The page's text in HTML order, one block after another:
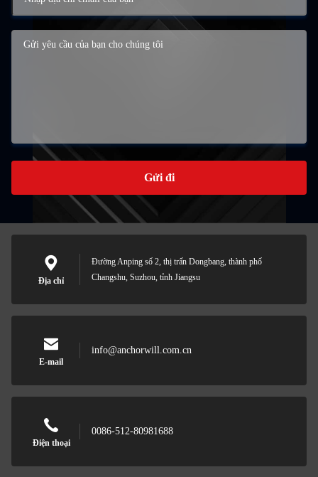
Gửi đi
Địa chỉ
Đường Anping số 2, thị trấn Dongbang, thành phố
Changshu, Suzhou, tỉnh Jiangsu
E-mail
info@anchorwill.com.cn
Điện thoại
0086-512-80981688